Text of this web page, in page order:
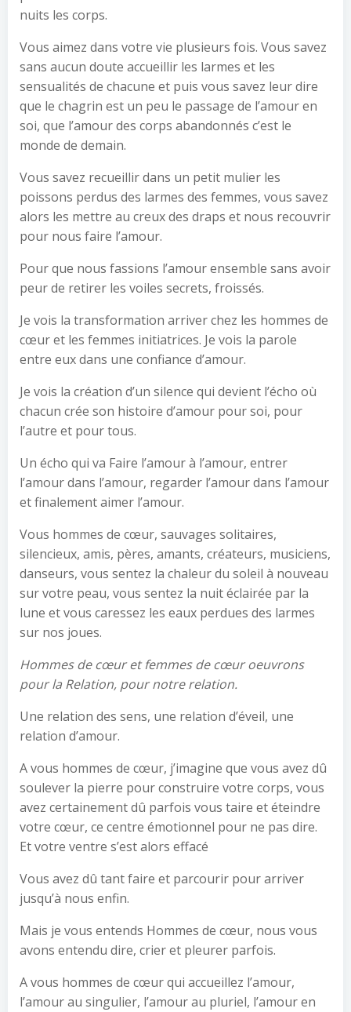
nuits les corps.
Vous aimez dans votre vie plusieurs fois. Vous savez
sans aucun doute accueillir les larmes et les
sensualités de chacune et puis vous savez leur dire
que le chagrin est un peu le passage de l’amour en
soi, que l’amour des corps abandonnés c’est le
monde de demain.
Vous savez recueillir dans un petit mulier les
poissons perdus des larmes des femmes, vous savez
alors les mettre au creux des draps et nous recouvrir
pour nous faire l’amour.
Pour que nous fassions l’amour ensemble sans avoir
peur de retirer les voiles secrets, froissés.
Je vois la transformation arriver chez les hommes de
cœur et les femmes initiatrices. Je vois la parole
entre eux dans une confiance d’amour.
Je vois la création d’un silence qui devient l’écho où
chacun crée son histoire d’amour pour soi, pour
l’autre et pour tous.
Un écho qui va Faire l’amour à l’amour, entrer
l’amour dans l’amour, regarder l’amour dans l’amour
et finalement aimer l’amour.
Vous hommes de cœur, sauvages solitaires,
silencieux, amis, pères, amants, créateurs, musiciens,
danseurs, vous sentez la chaleur du soleil à nouveau
sur votre peau, vous sentez la nuit éclairée par la
lune et vous caressez les eaux perdues des larmes
sur nos joues.
Hommes de cœur et femmes de cœur oeuvrons
pour la Relation, pour notre relation.
Une relation des sens, une relation d’éveil, une
relation d’amour.
A vous hommes de cœur, j’imagine que vous avez dû
soulever la pierre pour construire votre corps, vous
avez certainement dû parfois vous taire et éteindre
votre cœur, ce centre émotionnel pour ne pas dire.
Et votre ventre s’est alors effacé
Vous avez dû tant faire et parcourir pour arriver
jusqu’à nous enfin.
Mais je vous entends Hommes de cœur, nous vous
avons entendu dire, crier et pleurer parfois.
A vous hommes de cœur qui accueillez l’amour,
l’amour au singulier, l’amour au pluriel, l’amour en